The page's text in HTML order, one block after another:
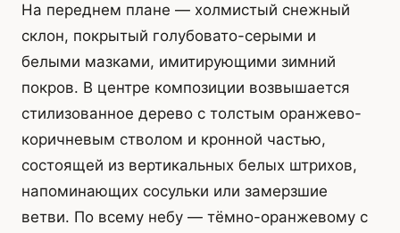
На переднем плане — холмистый снежный
склон, покрытый голубовато-серыми и
белыми мазками, имитирующими зимний
покров. В центре композиции возвышается
стилизованное дерево с толстым оранжево-
коричневым стволом и кронной частью,
состоящей из вертикальных белых штрихов,
напоминающих сосульки или замерзшие
ветви. По всему небу — тёмно-оранжевому с